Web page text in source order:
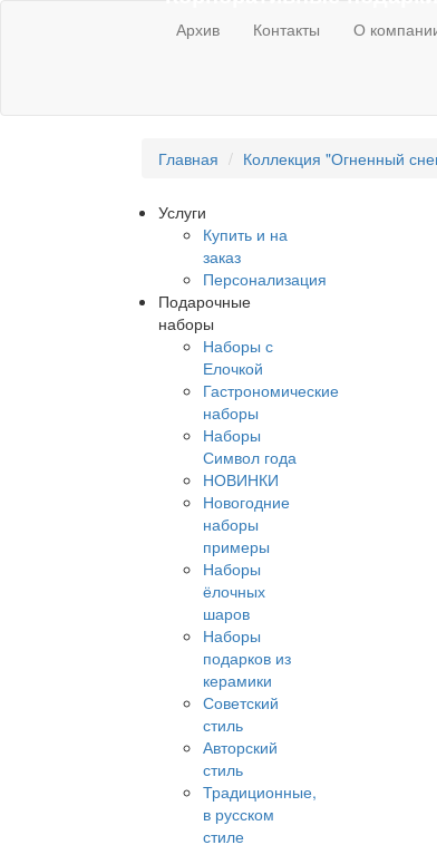
Архив Контакты О
Главная Коллекция "Огненный
Услуги
Купить и на
заказ
Персонализация
Подарочные
наборы
Наборы с
Елочкой
Гастрономические
наборы
Наборы
Символ года
НОВИНКИ
Новогодние
наборы
примеры
Наборы
ёлочных
шаров
Наборы
подарков из
керамики
Советский
стиль
Авторский
стиль
Традиционные,
в русском
стиле